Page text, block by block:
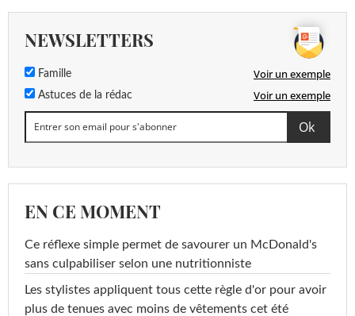
NEWSLETTERS
Famille Voir un exemple
Astuces de la rédac Voir un exemple
EN CE MOMENT
Ce réflexe simple permet de savourer un McDonald's
sans culpabiliser selon une nutritionniste
Les stylistes appliquent tous cette règle d'or pour avoir
plus de tenues avec moins de vêtements cet été